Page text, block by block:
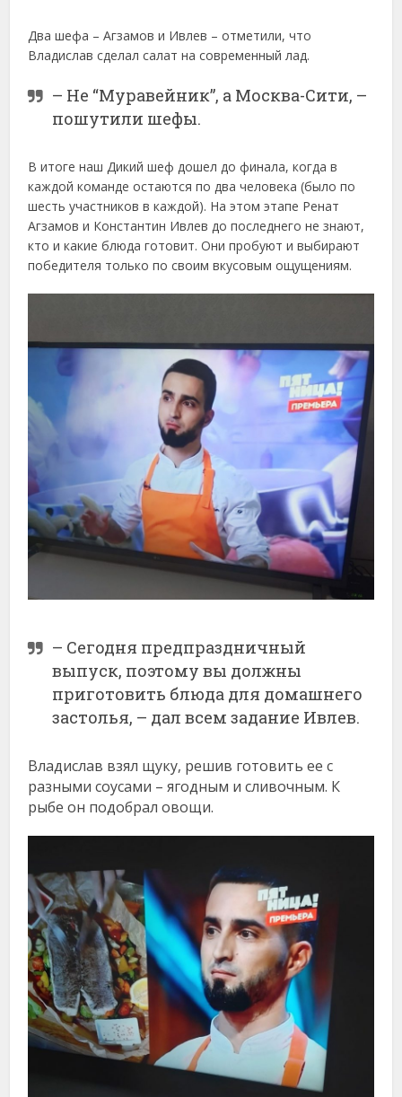
Два шефа – Агзамов и Ивлев – отметили, что
Владислав сделал салат на современный лад.
– Не “Муравейник”, а Москва-Сити, –
пошутили шефы.
В итоге наш Дикий шеф дошел до финала, когда в
каждой команде остаются по два человека (было по
шесть участников в каждой). На этом этапе Ренат
Агзамов и Константин Ивлев до последнего не знают,
кто и какие блюда готовит. Они пробуют и выбирают
победителя только по своим вкусовым ощущениям.
– Сегодня предпраздничный
выпуск, поэтому вы должны
приготовить блюда для домашнего
застолья, – дал всем задание Ивлев.
Владислав взял щуку, решив готовить ее с
разными соусами – ягодным и сливочным. К
рыбе он подобрал овощи.